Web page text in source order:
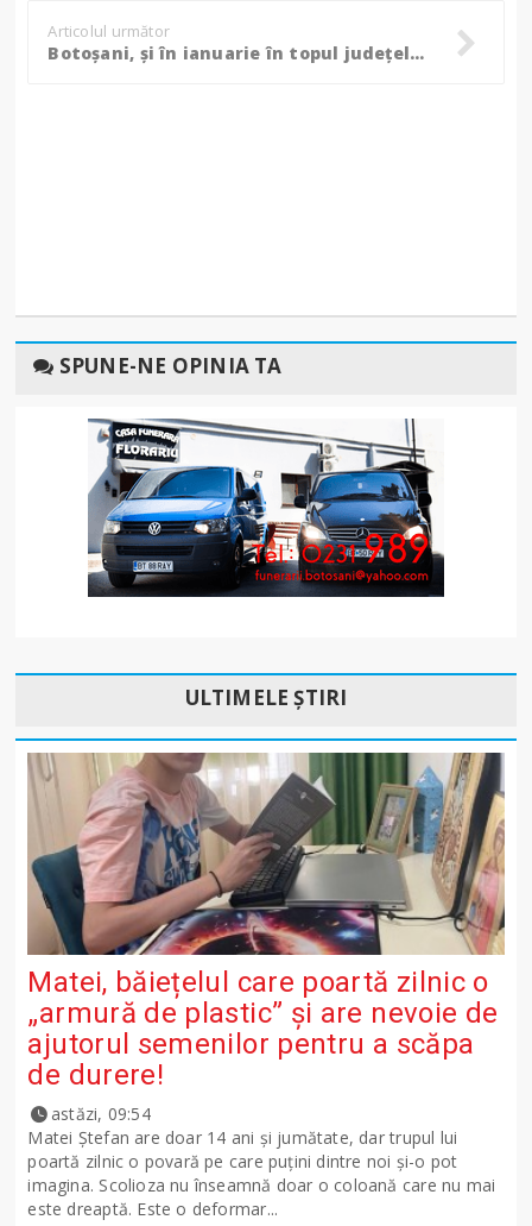
Articolul următor
Botoșani, și în ianuarie în topul județelor cu cele mai multe terenuri vândute!
SPUNE-NE OPINIA TA
ULTIMELE ȘTIRI
Matei, băiețelul care poartă zilnic o
„armură de plastic” și are nevoie de
ajutorul semenilor pentru a scăpa
de durere!
astăzi, 09:54
Matei Ștefan are doar 14 ani și jumătate, dar trupul lui
poartă zilnic o povară pe care puțini dintre noi și-o pot
imagina. Scolioza nu înseamnă doar o coloană care nu mai
este dreaptă. Este o deformar...